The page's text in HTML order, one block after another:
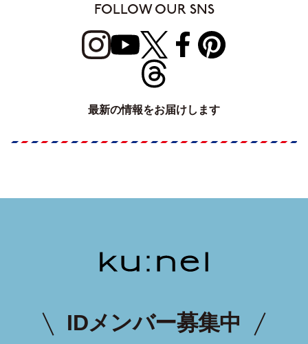
FOLLOW OUR SNS
最新の情報をお届けします
IDメンバー募集中